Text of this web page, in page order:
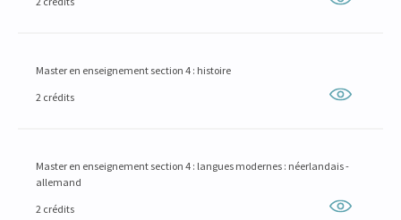
Master en enseignement section 4 : histoire
2 crédits
Master en enseignement section 4 : langues modernes : néerlandais -
allemand
2 crédits